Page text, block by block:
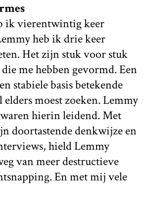
ik vierentwintig keer
heb ik drie keer
Het zijn stuk voor stuk
me hebben gevormd. Een
stabiele basis betekende
moest zoeken. Lemmy
hierin leidend. Met
doortastende denkwijze en
hield Lemmy
van meer destructieve
En met mij vele